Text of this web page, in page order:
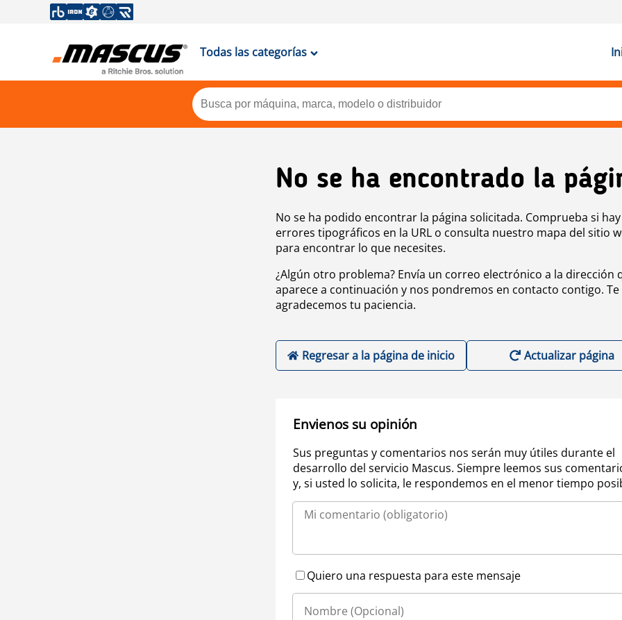
Todas las categorías
No se ha encontrado la
No se ha podido encontrar la página solicitada. Comprueba si hay
errores tipográficos en la URL o consulta nuestro mapa del sitio
para encontrar lo que necesites.
¿Algún otro problema? Envía un correo electrónico a la dirección
aparece a continuación y nos pondremos en contacto contigo. Te
agradecemos tu paciencia.
Regresar a la página de inicio Actualizar página
Envienos su opinión
Sus preguntas y comentarios nos serán muy útiles durante el
desarrollo del servicio Mascus. Siempre leemos sus
y, si usted lo solicita, le respondemos en el menor tiempo
Quiero una respuesta para este mensaje